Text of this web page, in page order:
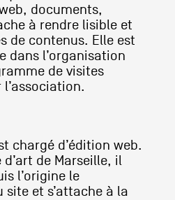
documents,
à rendre lisible et
de contenus. Elle est
dans l’organisation
de visites
l’association.
chargé d’édition web.
d’art de Marseille, il
l’origine le
site et s’attache à la